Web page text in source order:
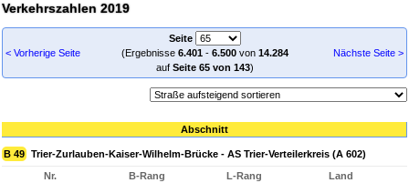
Verkehrszahlen 2019
< Vorherige Seite
Seite
(Ergebnisse 6.401- 6.500von 14.284
auf Seite 65 von 143)
Nächste Seite >
Abschnitt
B 49 Trier-Zurlauben-Kaiser-Wilhelm-Brücke - AS Trier-Verteilerkreis (A 602)
Nr.
B-Rang
L-Rang
Land